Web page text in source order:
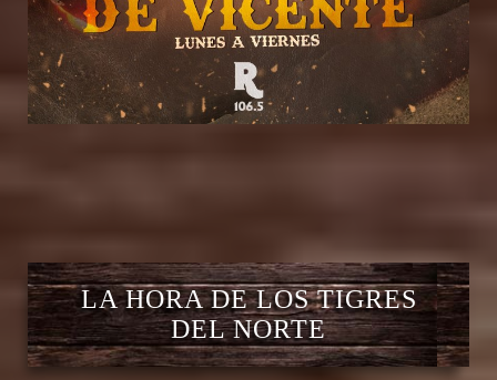
LA HORA DE LOS TIGRES
DEL NORTE